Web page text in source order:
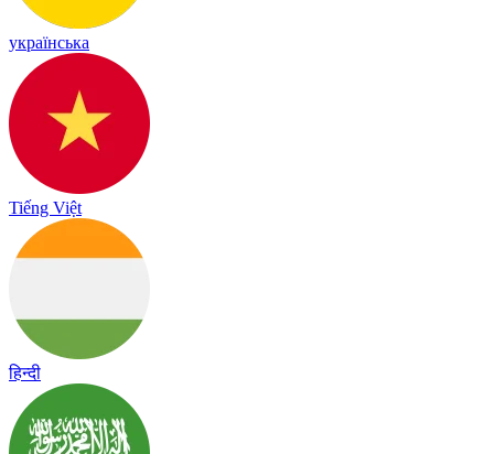
українська
Tiếng Việt
हिन्दी